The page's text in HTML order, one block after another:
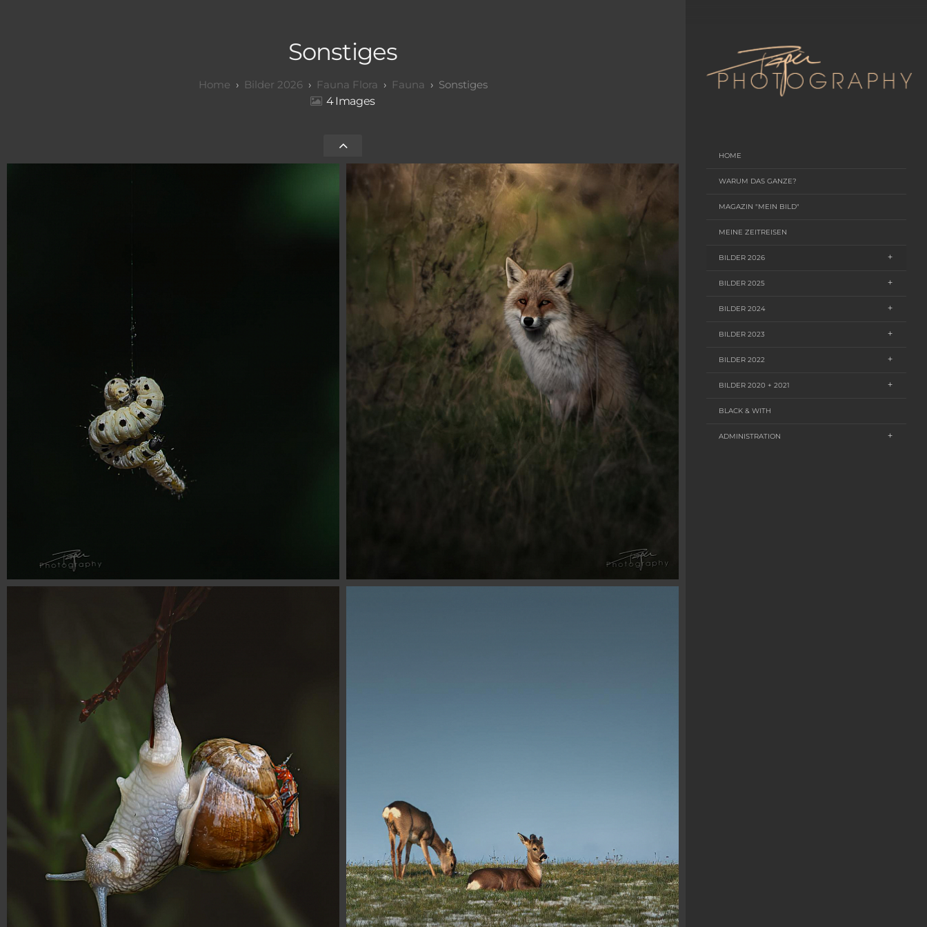
HOME
WARUM DAS GANZE?
MAGAZIN "MEIN BILD"
MEINE ZEITREISEN
BILDER 2026
BILDER 2025
BILDER 2024
BILDER 2023
BILDER 2022
BILDER 2020 + 2021
BLACK & WITH
ADMINISTRATION
Sonstiges
Bilder 2026 Fauna Flora Fauna
Sonstiges
4